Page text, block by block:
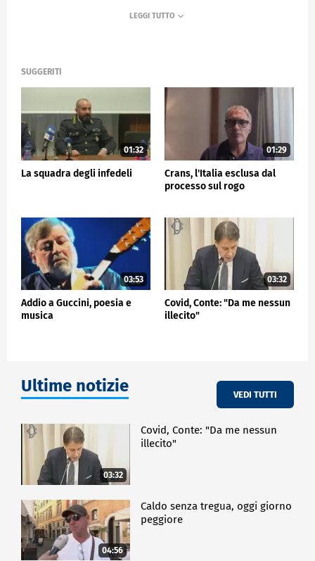
SUGGERITI
01:32
La squadra degli infedeli
01:29
Crans, l'Italia esclusa dal
processo sul rogo
03:53
Addio a Guccini, poesia e
musica
03:32
Covid, Conte: "Da me nessun
illecito"
Ultime notizie VEDI TUTTI
03:32
Covid, Conte: "Da me nessun
illecito"
04:56
Caldo senza tregua, oggi giorno
peggiore